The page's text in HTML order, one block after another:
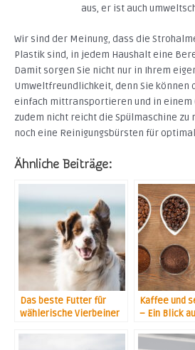
aus, er ist auch
Wir sind der Meinung, dass die
Plastik sind, in jedem Haushalt eine
Damit sorgen Sie nicht nur in Ihrem
Umweltfreundlichkeit, denn Sie können
einfach mittransportieren und in einem
zudem nicht reicht die Spülmaschine zu
noch eine Reinigungsbürsten für
Ähnliche Beiträge:
Das beste Futter für
wählerische Vierbeiner
Kaffee und
– Ein Blick